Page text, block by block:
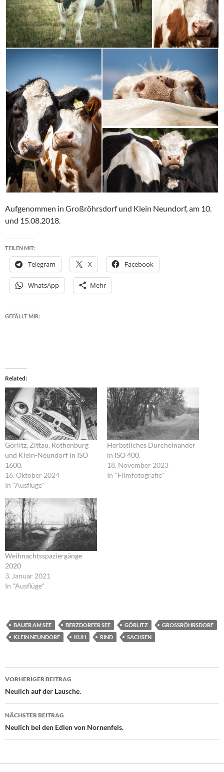
Aufgenommen in Großröhrsdorf und Klein Neundorf, am 10.
und 15.08.2018.
TEILEN MIT:
Telegram X Facebook
WhatsApp Mehr
GEFÄLLT MIR:
Related
Görlitz, Zittau, Rothenburg
und Klein-Neundorf in ISO
1600.
16. Oktober 2024
In "Ausflüge"
Herbstliches Durcheinander
in ISO 400.
18. November 2023
In "Filmfotografie"
Weihnachtsspaziergänge
2020
3. Januar 2021
In "Ausflüge"
BAUER AM SEE BERZDORFER SEE GÖRLITZ
GROSSRÖHRSDORF
KLEIN NEUNDORF
KUH RIND SACHSEN
Beitragsnavigation
VORHERIGER BEITRAG
Neulich auf der Lausche.
NÄCHSTER BEITRAG
Neulich bei den Edlen von Nornenfels.